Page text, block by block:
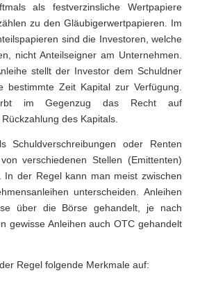
als festverzinsliche Wertpapiere
zu den Gläubigerwertpapieren. Im
sind die Investoren, welche
nicht Anteilseigner am Unternehmen.
stellt der Investor dem Schuldner
bestimmte Zeit Kapital zur Verfügung.
im Gegenzug das Recht auf
des Kapitals.
Schuldverschreibungen oder Renten
verschiedenen Stellen (Emittenten)
In der Regel kann man meist zwischen
unterscheiden. Anleihen
über die Börse gehandelt, je nach
gewisse Anleihen auch OTC gehandelt
Regel folgende Merkmale auf: